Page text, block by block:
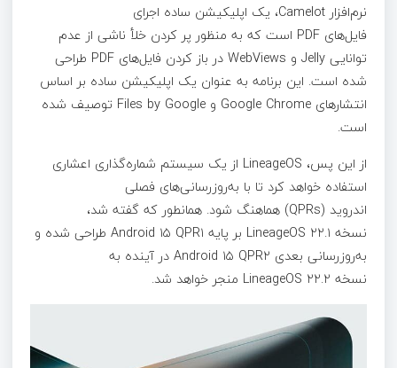
نرم‌افزار Camelot، یک اپلیکیشن ساده اجرای
فایل‌های PDF است که به منظور پر کردن خلأ ناشی از عدم
توانایی Jelly و WebViews در باز کردن فایل‌های PDF طراحی
شده است. این برنامه به عنوان یک اپلیکیشن ساده بر اساس
انتشارهای Google Chrome و Files by Google توصیف شده
است.
از این پس، LineageOS از یک سیستم شماره‌گذاری اعشاری
استفاده خواهد کرد تا با به‌روزرسانی‌های فصلی
اندروید (QPRs) هماهنگ شود. همانطور که گفته شد،
نسخه LineageOS ۲۲.۱ بر پایه Android ۱۵ QPR۱ طراحی شده و
به‌روزرسانی بعدی Android ۱۵ QPR۲ در آینده به
نسخه LineageOS ۲۲.۲ منجر خواهد شد.